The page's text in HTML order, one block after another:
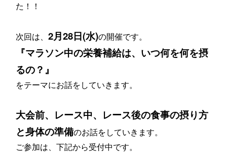
た！！
次回は、 2月28日(水)の開催です。
『マラソン中の栄養補給は、いつ何を何を摂
るの？』
をテーマにお話をしていきます。
大会前、レース中、レース後の食事の摂り方
と身体の準備のお話をしていきます。
ご参加は、下記から受付中です。